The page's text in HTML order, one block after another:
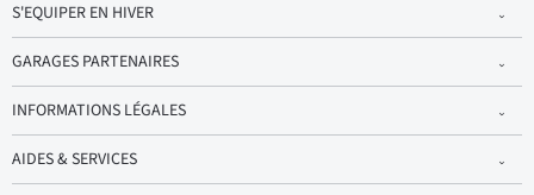
S'EQUIPER EN HIVER
GARAGES PARTENAIRES
INFORMATIONS LÉGALES
AIDES & SERVICES